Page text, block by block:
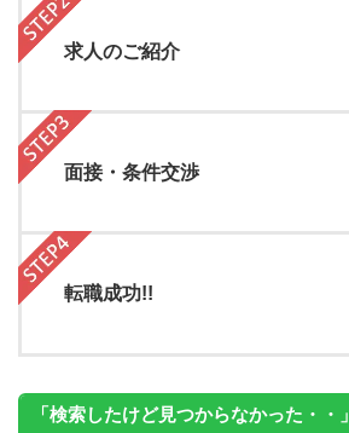
求人のご紹介
面接・条件交渉
転職成功!!
「検索したけど見つからなかった・・」